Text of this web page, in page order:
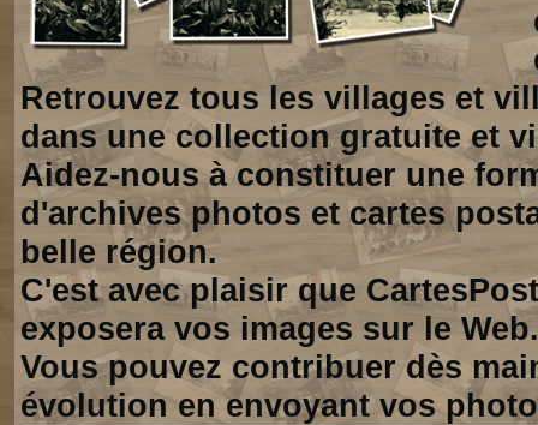
Retrouvez tous les villages et
dans une collection gratuite et
Aidez-nous à constituer une
d'archives photos et cartes
belle région.
C'est avec plaisir que
exposera vos images sur le Web.
Vous pouvez contribuer dès
évolution en envoyant vos